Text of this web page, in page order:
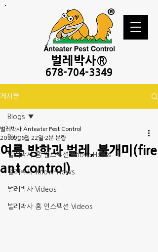
벌레 박사®
678-704-3349
게시물
Blogs
벌레박사 홈 인스펙션 Know-Hows
벌레박사 Know-Hows
벌레박사 Videos
벌레박사 홈 인스펙션 Videos
Blogs
여름 방학과 벌레, 불개미(fire
ant control)
벌레박사 Anteater Pest Control
2019년 1월 22일 2분 분량